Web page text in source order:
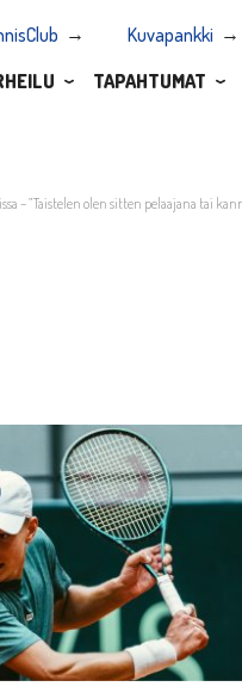
Kuvapankki
TAPAHTUMAT
– ”Taistelen olen sitten pelaajana tai